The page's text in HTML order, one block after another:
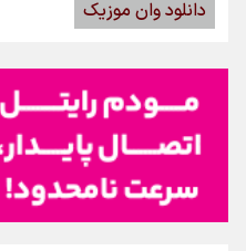
دانلود وان موزیک